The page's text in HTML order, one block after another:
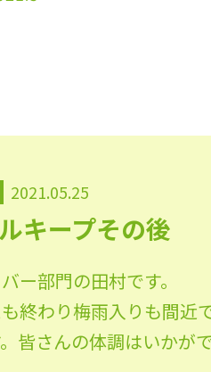
2021.05.25
キープその後
ー部門の田村です。
終わり梅雨入りも間近
皆さんの体調はいかが